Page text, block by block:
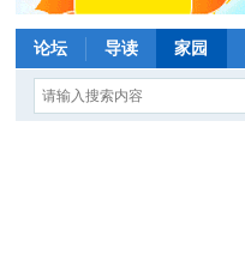
论坛 导读 家园